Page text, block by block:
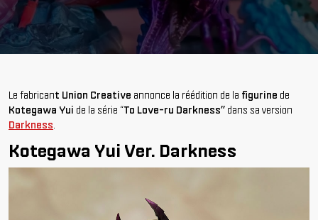
Le fabricant Union Creative annonce la réédition de la figurine de
Kotegawa Yui de la série “To Love-ru Darkness” dans sa version
Darkness.
Kotegawa Yui Ver. Darkness